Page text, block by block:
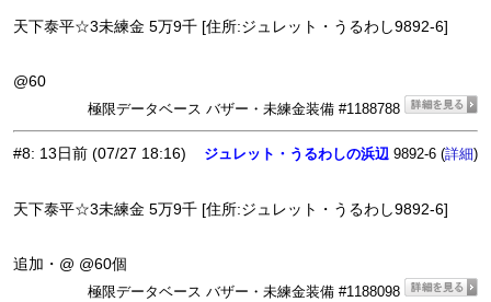
天下泰平☆3未練金 5万9千 [住所:ジュレット・うるわし9892-6]
@60
極限データベース バザー・未練金装備 #1188788
#8: 13日前 (07/27 18:16) ジュレット・うるわしの浜辺 9892-6 (詳細)
天下泰平☆3未練金 5万9千 [住所:ジュレット・うるわし9892-6]
追加・@ @60個
極限データベース バザー・未練金装備 #1188098